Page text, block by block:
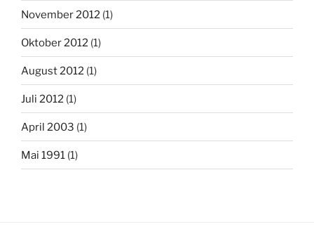
November 2012 (1)
Oktober 2012 (1)
August 2012 (1)
Juli 2012 (1)
April 2003 (1)
Mai 1991 (1)